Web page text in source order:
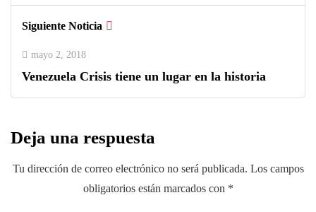
Siguiente Noticia
mayo 2, 2018
Venezuela Crisis tiene un lugar en la historia
Deja una respuesta
Tu dirección de correo electrónico no será publicada. Los campos
obligatorios están marcados con *